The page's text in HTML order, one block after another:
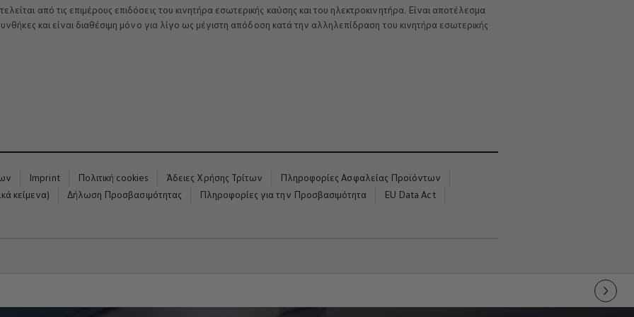
Volkswagen
από τις επιμέρους επιδόσεις του κινητήρα εσωτερικής καύσης και του ηλεκτροκινητήρα. Είναι αποτέλεσμα
και είναι διαθέσιμη μόνο για λίγο ως μέγιστη απόδοση κατά την αλληλεπίδραση του κινητήρα εσωτερικής
Imprint Πολιτική cookies Άδειες Χρήσης Τρίτων
Πληροφορίες Ασφαλείας Προϊόντων
κείμενα)
Δήλωση Προσβασιμότητας Πληροφορίες για την Προσβασιμότητα
EU Data Act